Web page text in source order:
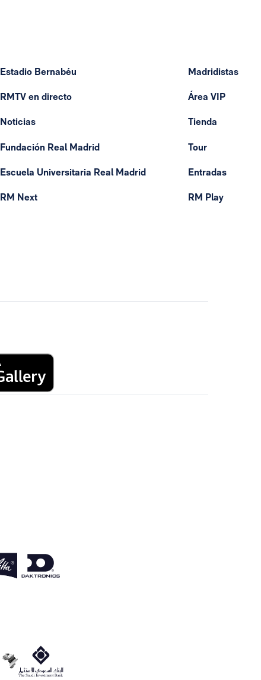
Estadio Bernabéu
RMTV en directo
Noticias
Fundación Real Madrid
Escuela Universitaria Real Madrid
RM Next
Madridistas
Área VIP
Tienda
Tour
Entradas
RM Play